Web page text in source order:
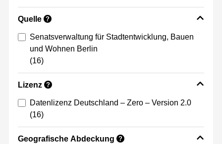
Quelle ?
Senatsverwaltung für Stadtentwicklung, Bauen
und Wohnen Berlin
(16)
Lizenz ?
Datenlizenz Deutschland – Zero – Version 2.0
(16)
Geografische Abdeckung ?